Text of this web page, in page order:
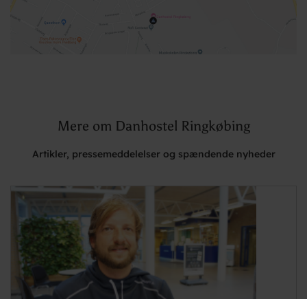
Mere om Danhostel Ringkøbing
Artikler, pressemeddelelser og spændende nyheder